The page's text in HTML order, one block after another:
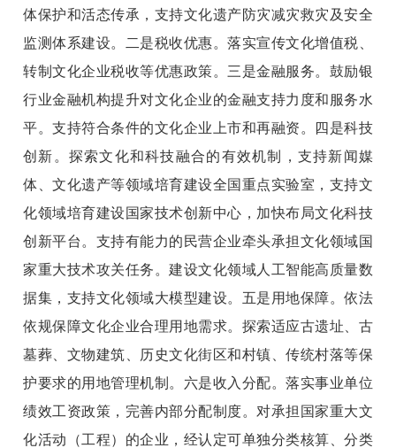
体保护和活态传承，支持文化遗产防灾减灾救灾及安全
监测体系建设。二是税收优惠。落实宣传文化增值税、
转制文化企业税收等优惠政策。三是金融服务。鼓励银
行业金融机构提升对文化企业的金融支持力度和服务水
平。支持符合条件的文化企业上市和再融资。四是科技
创新。探索文化和科技融合的有效机制，支持新闻媒
体、文化遗产等领域培育建设全国重点实验室，支持文
化领域培育建设国家技术创新中心，加快布局文化科技
创新平台。支持有能力的民营企业牵头承担文化领域国
家重大技术攻关任务。建设文化领域人工智能高质量数
据集，支持文化领域大模型建设。五是用地保障。依法
依规保障文化企业合理用地需求。探索适应古遗址、古
墓葬、文物建筑、历史文化街区和村镇、传统村落等保
护要求的用地管理机制。六是收入分配。落实事业单位
绩效工资政策，完善内部分配制度。对承担国家重大文
化活动（工程）的企业，经认定可单独分类核算、分类